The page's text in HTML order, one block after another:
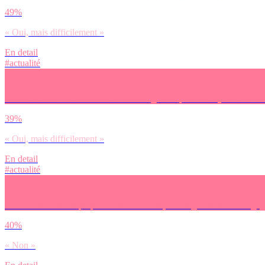
49%
« Oui, mais difficilement »
En detail
#actualité
39%
« Oui, mais difficilement »
En detail
#actualité
40%
« Non »